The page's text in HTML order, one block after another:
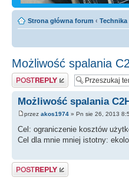
Strona główna forum ‹
Możliwość spalania
Odpowiedz
Możliwość spalania
przez akos1974 » Pn sie 26, 2013
Cel: ograniczenie kosztów
Cel dla mnie mniej istotny:
Odpowiedz